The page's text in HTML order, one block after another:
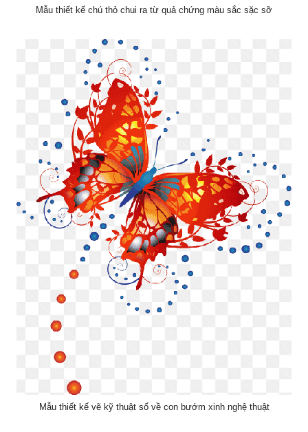
Mẫu thiết kế chú thỏ chui ra từ quả chứng màu sắc sặc sỡ
Mẫu thiết kế vẽ kỹ thuật số về con bướm xinh nghệ thuật